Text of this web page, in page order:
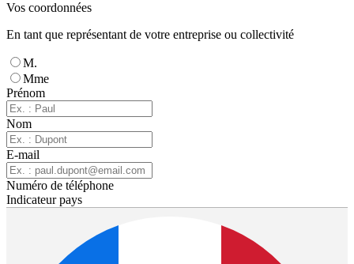
Vos coordonnées
En tant que représentant de votre entreprise ou collectivité
M.
Mme
Prénom
Nom
E-mail
Numéro de téléphone
Indicateur pays